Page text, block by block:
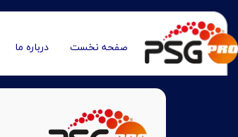
صفحه نخست درباره ما